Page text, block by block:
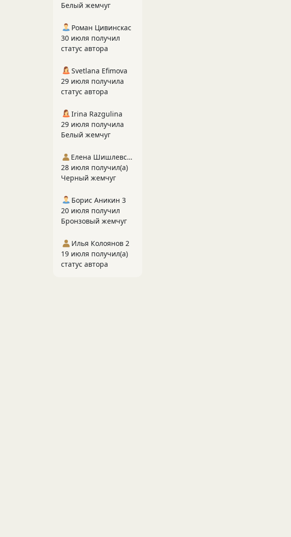
Белый жемчуг
Роман Цивинскас
30 июля получил
статус автора
Svetlana Efimova
29 июля получила
статус автора
Irina Razgulina
29 июля получила
Белый жемчуг
Елена Шишлевская
28 июля получил(а)
Черный жемчуг
Борис Аникин 3
20 июля получил
Бронзовый жемчуг
Илья Колоянов 2
19 июля получил(а)
статус автора